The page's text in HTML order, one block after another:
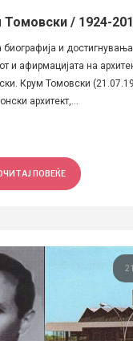
Томовски / 1924-
биографија и
и афирмацијата на
Крум Томовски
архитект,...
ПОВЕЌЕ